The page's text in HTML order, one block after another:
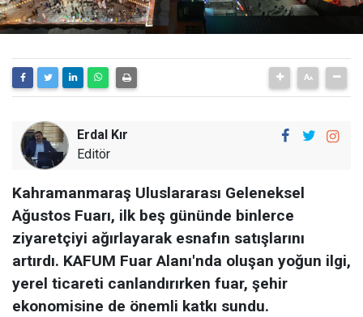
Erdal Kır
Editör
Kahramanmaraş Uluslararası Geleneksel
Ağustos Fuarı, ilk beş gününde binlerce
ziyaretçiyi ağırlayarak esnafın satışlarını
artırdı. KAFUM Fuar Alanı'nda oluşan yoğun ilgi,
yerel ticareti canlandırırken fuar, şehir
ekonomisine de önemli katkı sundu.